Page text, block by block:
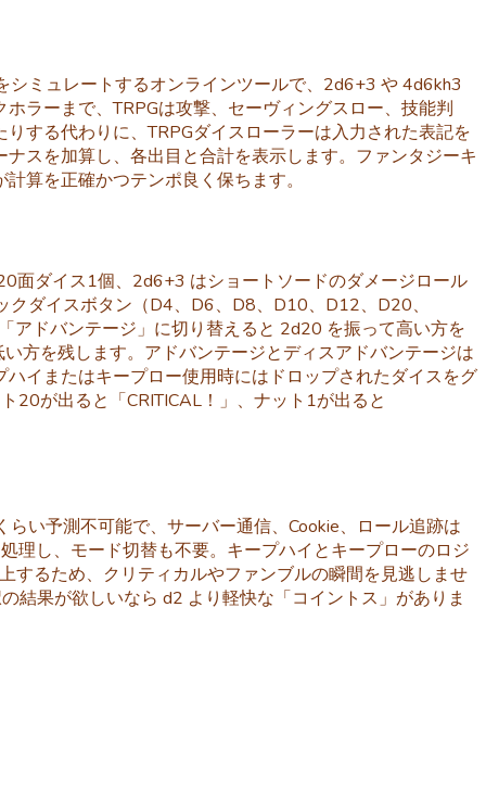
ミュレートするオンラインツールで、2d6+3 や 4d6kh3
ラーまで、TRPGは攻撃、セーヴィングスロー、技能判
する代わりに、TRPGダイスローラーは入力された表記を
スを加算し、各出目と合計を表示します。ファンタジーキ
算を正確かつテンポ良く保ちます。
面ダイス1個、2d6+3 はショートソードのダメージロール
ダイスボタン（D4、D6、D8、D10、D12、D20、
アドバンテージ」に切り替えると 2d20 を振って高い方を
方を残します。アドバンテージとディスアドバンテージは
イまたはキープロー使用時にはドロップされたダイスをグ
20が出ると「CRITICAL！」、ナット1が出ると
い予測不可能で、サーバー通信、Cookie、ロール追跡は
理し、モード切替も不要。キープハイとキープローのロジ
するため、クリティカルやファンブルの瞬間を見逃しませ
結果が欲しいなら d2 より軽快な「コイントス」がありま